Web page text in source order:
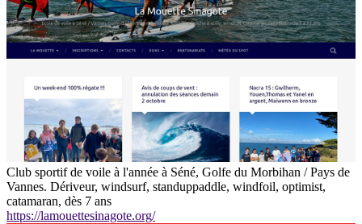
Club sportif de voile à l'année à Séné, Golfe du Morbihan / Pays de
Vannes. Dériveur, windsurf, standuppaddle, windfoil, optimist,
catamaran, dès 7 ans
https://lamouettesinagote.org/